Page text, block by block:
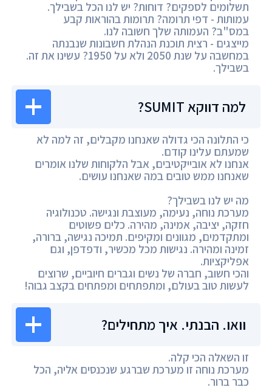
תשלומים לספקים? דוחות? יש לנו הכל בשבילך.
עמותות - דפי תרומה? תרומות בהוראות קבע
במס"ב? העמותה שלך חשובה לנו.
מייצגים - רצית תוכנת הנהלת חשבונות שנבנתה
במחשבה על שנת 2050 ולא על 1950? עשינו את זה.
בשבילך.
למה דווקא SUMIT?
כי התלונה הכי גדולה שאנחנו מקבלים, זה למה לא
שמעתם עלינו קודם.
אנחנו לא אובייקטיבים, אבל הלקוחות שלנו אומרים
שאנחנו ממש טובים במה שאנחנו עושים.
מה יש לנו בשבילך?
מערכת נוחה, נעימה, מעוצבת ונגישה. טכנולוגיה
חזקה, יציבה, אמינה, מהירה. כלים פשוטים
ומתקדמים, מגוונים ומקיפים. תמיכה נגישה, ברורה,
זמינה ומהירה. נגישות מכל מכשיר, ודפדפן, וגם
אפליקציות.
והכי חשוב, חברה של נשים וגברים חיוביים, שרוצים
לעשות טוב בעולם, ומתפתחים ומפתחים בקצב גבוה!
וואו. הבנתי. איך מתחילים?
זו השאלה הכי קלה.
מערכת נוחה זו מערכת שברגע שנכנסים אליה, הכל
כבר ברור.